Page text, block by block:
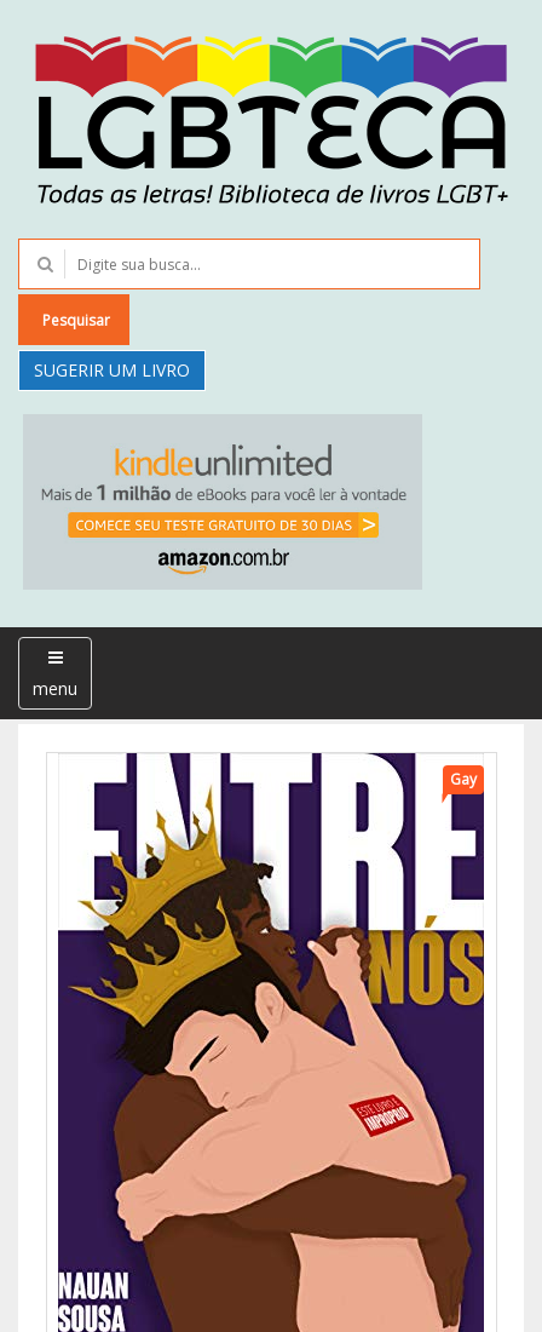
Pesquisar
SUGERIR UM LIVRO
menu
Gay